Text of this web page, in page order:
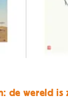
de wereld is